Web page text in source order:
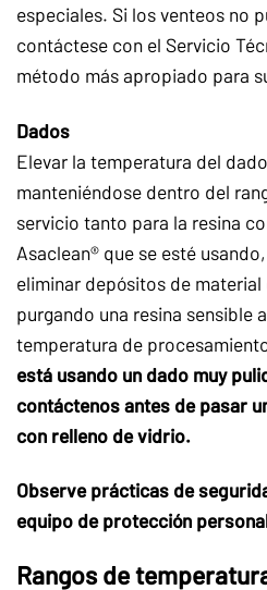
especiales. Si los venteos no
contáctese con el Servicio
método más apropiado para
Dados
Elevar la temperatura del
manteniéndose dentro del
servicio tanto para la resina
Asaclean® que se esté
eliminar depósitos de
purgando una resina sensible
temperatura de
está usando un dado muy
contáctenos antes de pasar
con relleno de vidrio.
Observe prácticas de
equipo de protección
Rangos de